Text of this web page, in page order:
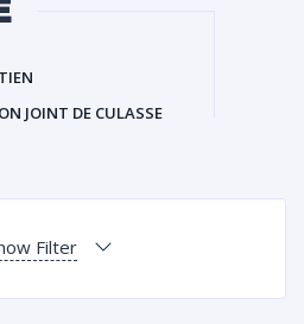
JOINT DE CULASSE
Filter